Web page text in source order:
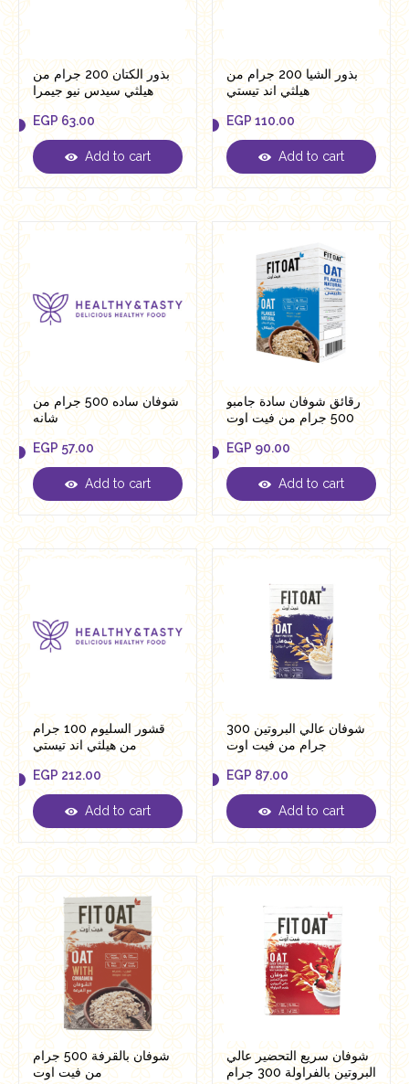
بذور الكتان 200 جرام من
هيلثي سيدس نيو جيمرا
EGP 63.00
EGP 63.00
Add to cart
بذور الشيا 200 جرام من
هيلثي اند تيستي
EGP 110.00
EGP 110.00
Add to cart
شوفان ساده 500 جرام من
شانه
EGP 57.00
EGP 57.00
Add to cart
رقائق شوفان سادة جامبو
500 جرام من فيت اوت
EGP 90.00
EGP 90.00
Add to cart
قشور السليوم 100 جرام
من هيلثي اند تيستي
EGP 212.00
EGP 212.00
Add to cart
شوفان عالي البروتين 300
جرام من فيت اوت
EGP 87.00
EGP 87.00
Add to cart
شوفان بالقرفة 500 جرام
من فيت اوت
شوفان سريع التحضير عالي
البروتين بالفراولة 300 جرام